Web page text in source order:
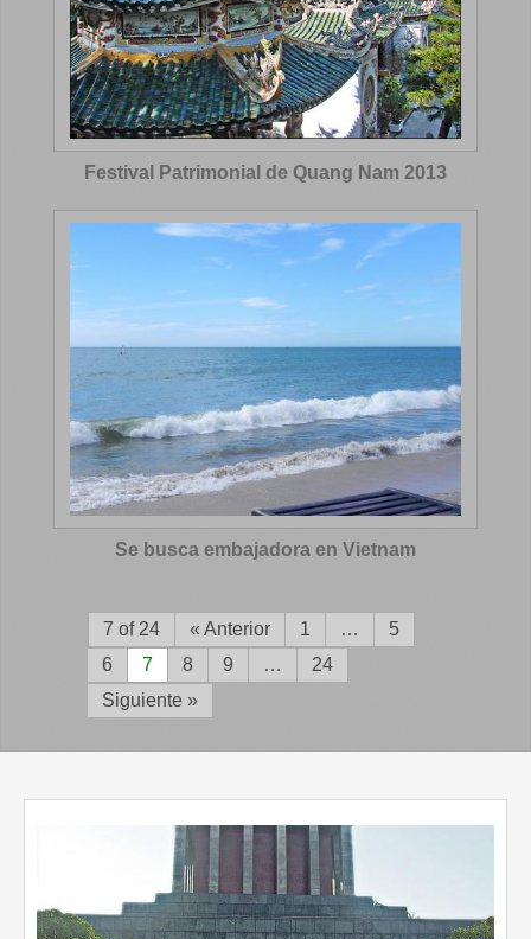
Festival Patrimonial de Quang Nam 2013
Se busca embajadora en Vietnam
7 of 24 « Anterior 1 …
5
6
7 8 9 …
24
Siguiente »